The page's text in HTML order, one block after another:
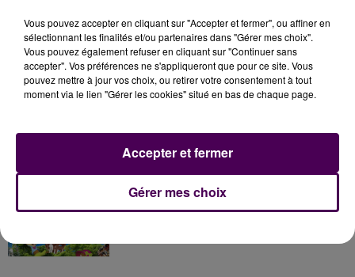
7 août 2026
Gagnez vos pass pour le V and B Fest' 2026 !
7 août 2026
Vous pouvez accepter en cliquant sur "Accepter et fermer", ou affiner en
sélectionnant les finalités et/ou partenaires dans "Gérer mes choix".
Vous pouvez également refuser en cliquant sur "Continuer sans
accepter". Vos préférences ne s'appliqueront que pour ce site. Vous
pouvez mettre à jour vos choix, ou retirer votre consentement à tout
moment via le lien "Gérer les cookies" situé en bas de chaque page.
Gérer mes choix
Accepter et fermer